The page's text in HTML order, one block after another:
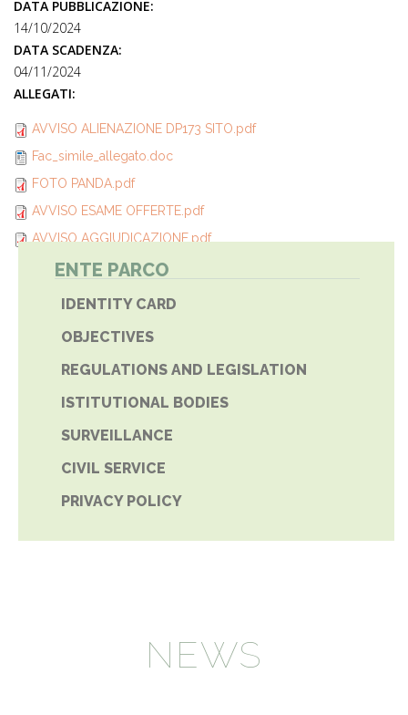
DATA PUBBLICAZIONE:
14/10/2024
DATA SCADENZA:
04/11/2024
ALLEGATI:
AVVISO ALIENAZIONE DP173 SITO.pdf
Fac_simile_allegato.doc
FOTO PANDA.pdf
AVVISO ESAME OFFERTE.pdf
AVVISO AGGIUDICAZIONE.pdf
ENTE PARCO
IDENTITY CARD
OBJECTIVES
REGULATIONS AND LEGISLATION
ISTITUTIONAL BODIES
SURVEILLANCE
CIVIL SERVICE
PRIVACY POLICY
NEWS